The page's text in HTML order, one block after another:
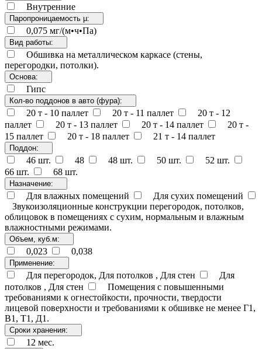
Внутренние
Паропроницаемость µ:
0,075 мг/(м•ч•Па)
Вид работы:
Обшивка на металлическом каркасе (стены,
перегородки, потолки).
Основа:
Гипс
Кол-во поддонов в авто (фура):
20 т - 10 паллет 20 т - 11 паллет
20 т - 12
паллет
20 т - 13 паллет 20 т - 14 паллет
20 т -
15 паллет
20 т - 18 паллет 21 т - 14 паллет
Поддон:
46 шт. 48 48 шт. 50 шт.
52 шт.
66 шт.
68 шт.
Назначение:
Для влажных помещений
Для сухих помещений
Звукоизоляционные конструкции перегородок, потолков,
облицовок в помещениях с сухим, нормальным и влажным
влажностными режимами.
Объем, куб.м:
0,023 0,038
Применение:
Для перегородок, Для потолков , Для стен
Для
потолков , Для стен
Помещения с повышенными
требованиями к огнестойкости, прочности, твердости
лицевой поверхности и требованиями к обшивке не менее Г1,
В1, Т1, Д1.
Сроки хранения:
12 мес.